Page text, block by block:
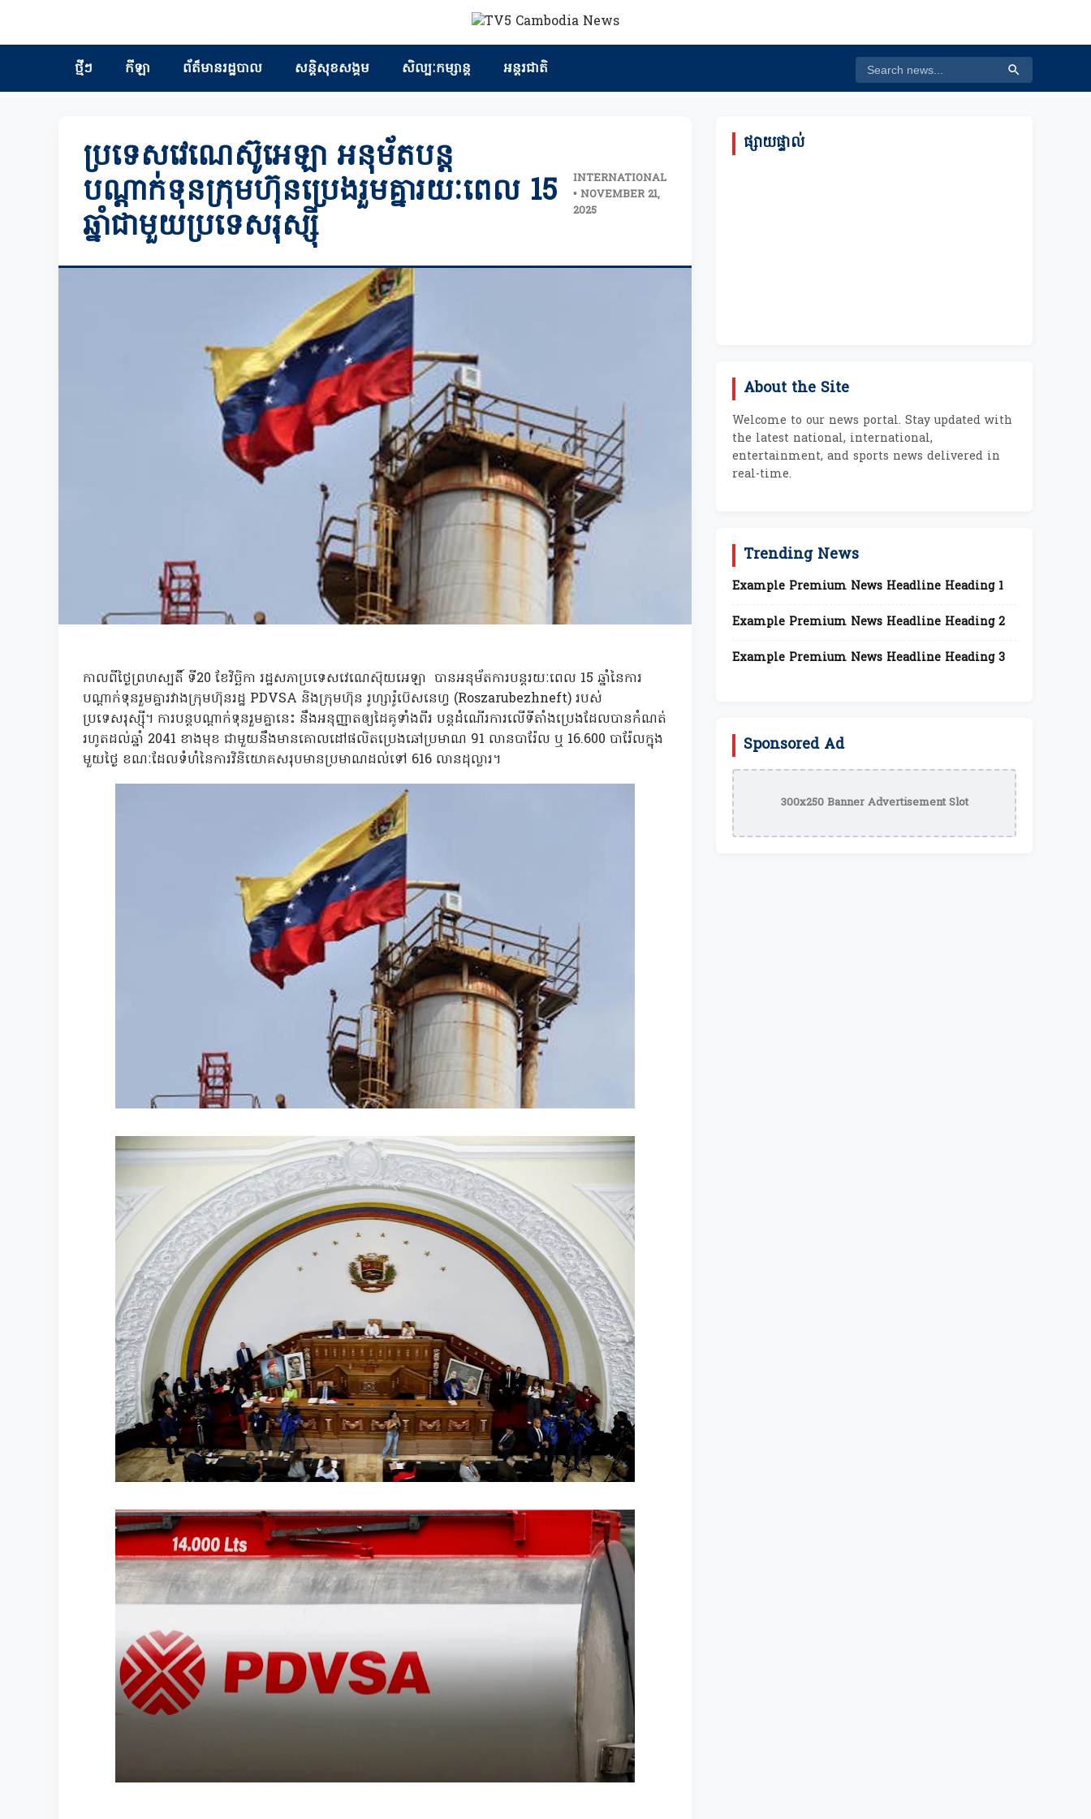
ថ្មីៗ កីឡា ព័ត៏មានរដ្ឋបាល សន្តិសុខសង្គម សិល្បៈកម្សាន្ត អន្តរជាតិ
ប្រទេសវេណេស៊ូអេឡា អនុម័តបន្ត
បណ្តាក់ទុនក្រុមហ៊ុនប្រេងរួមគ្នារយៈពេល 15
ឆ្នាំជាមួយប្រទេសរុស្ស៊ី
INTERNATIONAL
• NOVEMBER 21,
2025
កាលពីថ្ងៃព្រហស្បតិ៍ ទី20 ខែវិច្ឆិកា រដ្ឋសភាប្រទេសវេណេស៊ុយអេឡា បានអនុម័តការបន្តរយៈពេល 15 ឆ្នាំនៃការ
បណ្តាក់ទុនរួមគ្នារវាងក្រុមហ៊ុនរដ្ឋ PDVSA និងក្រុមហ៊ុន រូហ្សារ៉ូប៊េសនេហ្វ (Roszarubezhneft) របស់
ប្រទេសរុស្ស៊ី។ ការបន្តបណ្តាក់ទុនរួមគ្នានេះ នឹងអនុញ្ញាតឲ្យដៃគូទាំងពីរ បន្តដំណើរការលើទីតាំងប្រេងដែលបានកំណត់
រហូតដល់ឆ្នាំ 2041 ខាងមុខ ជាមួយនឹងមានគោលដៅផលិតប្រេងឆៅប្រមាណ 91 លានបារ៉ែល ឬ 16.600 បារ៉ែលក្នុង
មួយថ្ងៃ ខណៈដែលទំហំនៃការវិនិយោគសរុបមានប្រមាណដល់ទៅ 616 លានដុល្លារ។
ផ្សាយផ្ទាល់
About the Site
Welcome to our news portal. Stay updated with
the latest national, international,
entertainment, and sports news delivered in
real-time.
Trending News
Example Premium News Headline Heading 1
Example Premium News Headline Heading 2
Example Premium News Headline Heading 3
Sponsored Ad
300x250 Banner Advertisement Slot